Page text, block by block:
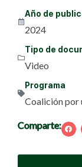
Año de
2024
Tipo de
Video
Programa
Coalición por
Comparte: